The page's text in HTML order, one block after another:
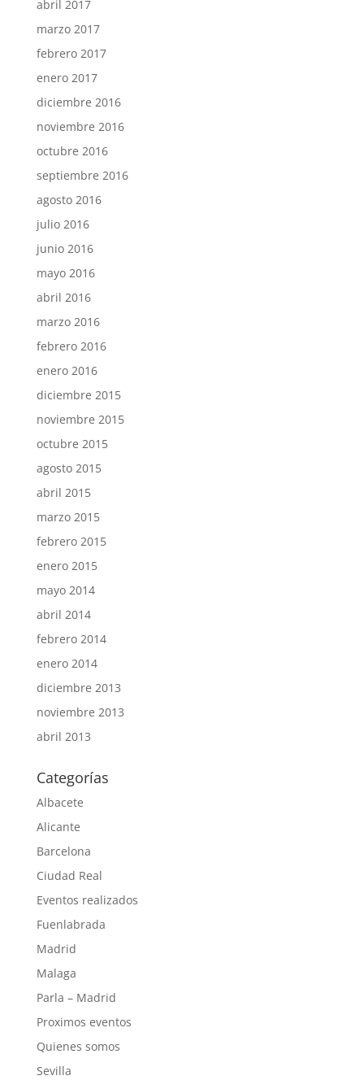
abril 2017
marzo 2017
febrero 2017
enero 2017
diciembre 2016
noviembre 2016
octubre 2016
septiembre 2016
agosto 2016
julio 2016
junio 2016
mayo 2016
abril 2016
marzo 2016
febrero 2016
enero 2016
diciembre 2015
noviembre 2015
octubre 2015
agosto 2015
abril 2015
marzo 2015
febrero 2015
enero 2015
mayo 2014
abril 2014
febrero 2014
enero 2014
diciembre 2013
noviembre 2013
abril 2013
Categorías
Albacete
Alicante
Barcelona
Ciudad Real
Eventos realizados
Fuenlabrada
Madrid
Malaga
Parla – Madrid
Proximos eventos
Quienes somos
Sevilla